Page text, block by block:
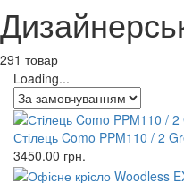
291 товар
Loading...
Стілець Como PPM110 / 2
3450.00 грн.